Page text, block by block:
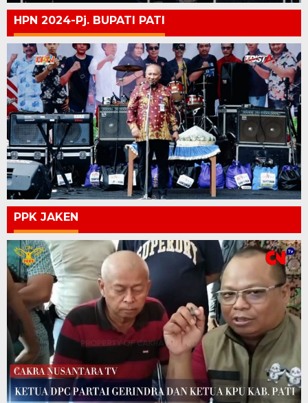
HPN 2024-Pj. BUPATI PATI
PPK JAKEN